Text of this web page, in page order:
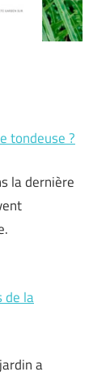
tondeuse ?
la dernière
de la
a